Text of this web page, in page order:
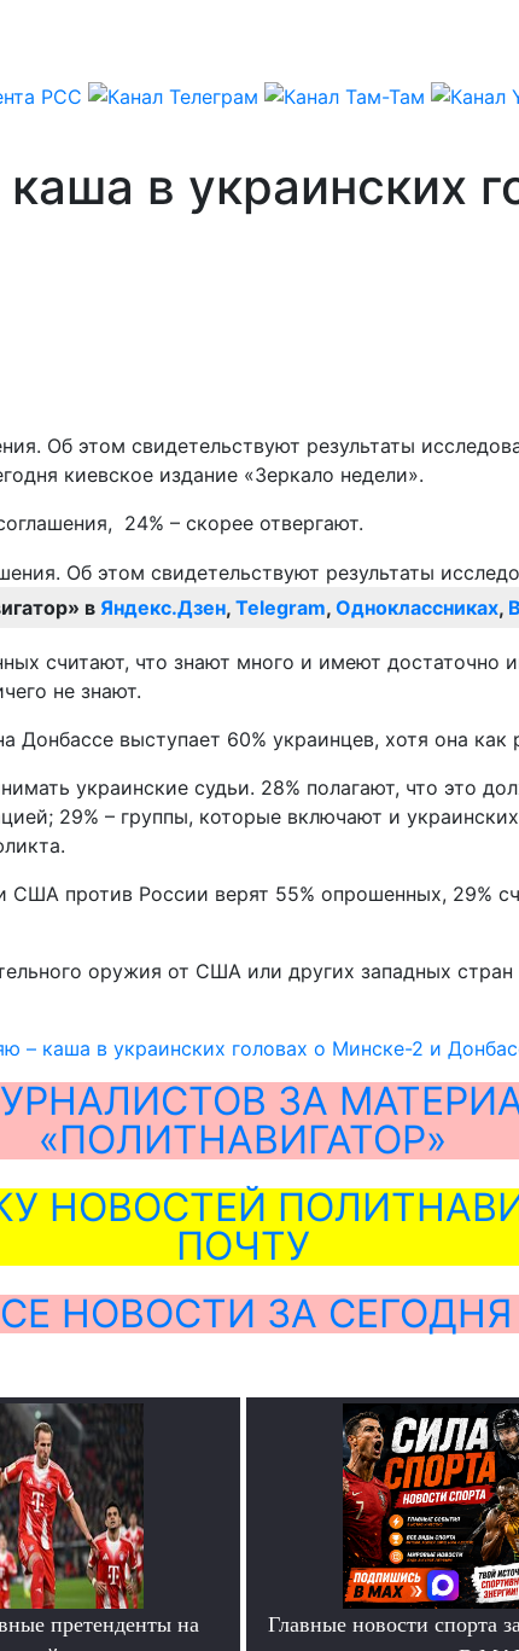
в украинских
Об этом свидетельствуют результаты
киевское издание «Зеркало недели».
24% – скорее отвергают.
в Яндекс.Дзен, Telegram, Одноклассниках,
считают, что знают много и имеют достаточно
не знают.
выступает 60% украинцев, хотя она
украинские судьи. 28% полагают, что это
29% – группы, которые включают и
против России верят 55% опрошенных, 29%
оружия от США или других западных
– каша в украинских головах о Минске-2 и
ЗА
«ПОЛИТНАВИГАТОР»
НОВОСТЕЙ
ПОЧТУ
НОВОСТИ ЗА СЕГОДНЯ
претенденты на
Главные новости спорта